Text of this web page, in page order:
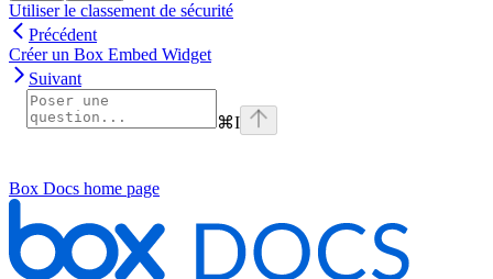
Utiliser le classement de sécurité
Précédent
Créer un Box Embed Widget
Suivant
⌘I
Box Docs home page